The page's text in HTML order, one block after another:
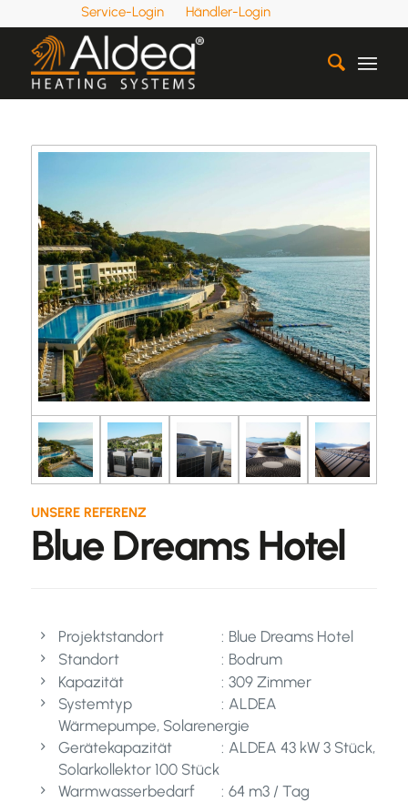
Service-Login Händler-Login
UNSERE REFERENZ
Blue Dreams Hotel
Projektstandort
Blue Dreams Hotel
Standort
Bodrum
Kapazität
309 Zimmer
Systemtyp
ALDEA
Wärmepumpe, Solarenergie
Gerätekapazität
ALDEA 43 kW 3 Stück,
Solarkollektor 100 Stück
Warmwasserbedarf
64 m3 / Tag